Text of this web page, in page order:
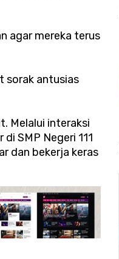
agar mereka terus
sorak antusias
Melalui interaksi
SMP Negeri 111
dan bekerja keras